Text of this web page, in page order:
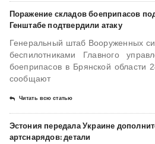
Поражение складов боеприпасов
Генштабе подтвердили атаку
Генеральный штаб Вооруженных
беспилотниками Главного
боеприпасов в Брянской области
сообщают
Читать всю статью
Эстония передала Украине
артснарядов: детали